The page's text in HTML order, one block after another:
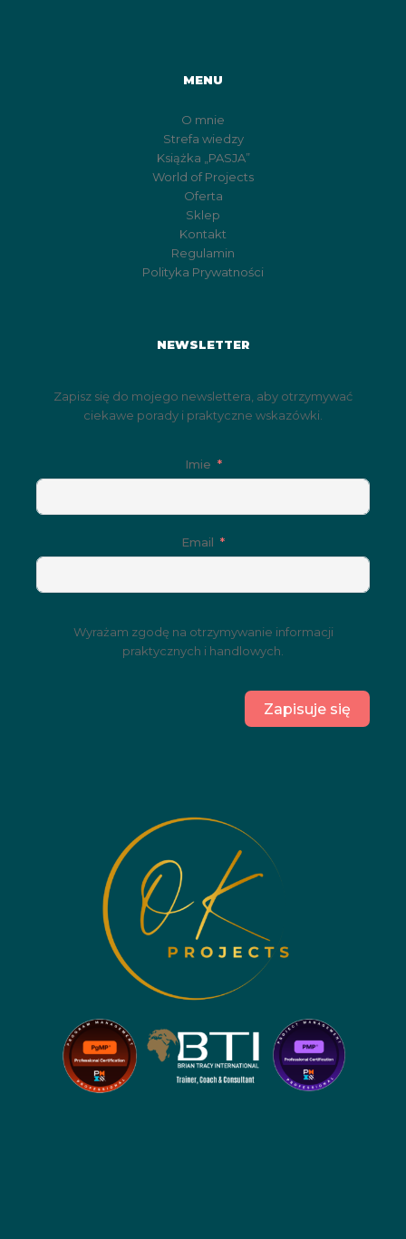
MENU
O mnie
Strefa wiedzy
Książka „PASJA”
World of Projects
Oferta
Sklep
Kontakt
Regulamin
Polityka Prywatności
NEWSLETTER
Zapisz się do mojego newslettera, aby otrzymywać
ciekawe porady i praktyczne wskazówki.
Imie
Email
Wyrażam zgodę na otrzymywanie informacji
praktycznych i handlowych.
Zapisuje się